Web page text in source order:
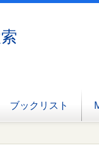
ブックリスト